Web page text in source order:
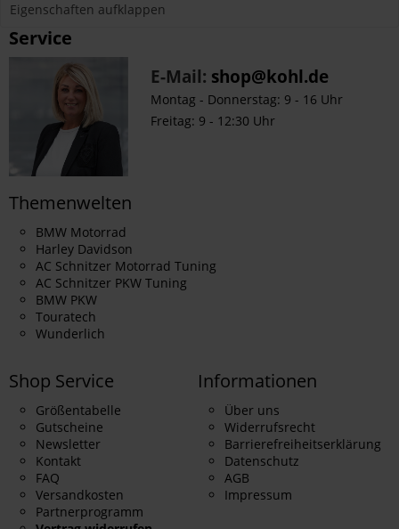
Eigenschaften aufklappen
Service
E-Mail: shop@kohl.de
Montag - Donnerstag: 9 - 16 Uhr
Freitag: 9 - 12:30 Uhr
Themenwelten
BMW Motorrad
Harley Davidson
AC Schnitzer Motorrad Tuning
AC Schnitzer PKW Tuning
BMW PKW
Touratech
Wunderlich
Shop Service
Größentabelle
Gutscheine
Newsletter
Kontakt
FAQ
Versandkosten
Partnerprogramm
Informationen
Über uns
Widerrufsrecht
Barrierefreiheitserklärung
Datenschutz
AGB
Impressum